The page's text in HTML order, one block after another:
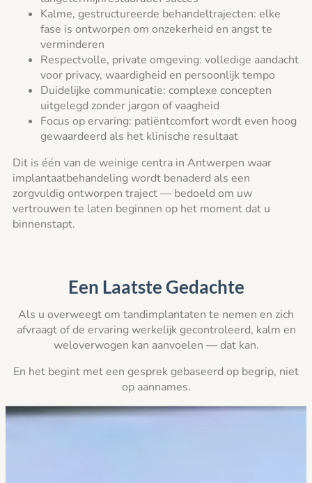
Kalme, gestructureerde behandeltrajecten: elke
fase is ontworpen om onzekerheid en angst te
verminderen
Respectvolle, private omgeving: volledige aandacht
voor privacy, waardigheid en persoonlijk tempo
Duidelijke communicatie: complexe concepten
uitgelegd zonder jargon of vaagheid
Focus op ervaring: patiëntcomfort wordt even hoog
gewaardeerd als het klinische resultaat
Dit is één van de weinige centra in Antwerpen waar
implantaatbehandeling wordt benaderd als een
zorgvuldig ontworpen traject — bedoeld om uw
vertrouwen te laten beginnen op het moment dat u
binnenstapt.
Een Laatste Gedachte
Als u overweegt om tandimplantaten te nemen en zich
afvraagt of de ervaring werkelijk gecontroleerd, kalm en
weloverwogen kan aanvoelen — dat kan.
En het begint met een gesprek gebaseerd op begrip, niet
op aannames.